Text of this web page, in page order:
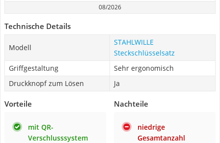
08/2026
Technische Details
Modell
STAHLWILLE
Steckschlüsselsatz
Griffgestaltung
Sehr ergonomisch
Druckknopf zum Lösen
Ja
Vorteile
mit QR-
Verschlusssystem
Nachteile
niedrige
Gesamtanzahl